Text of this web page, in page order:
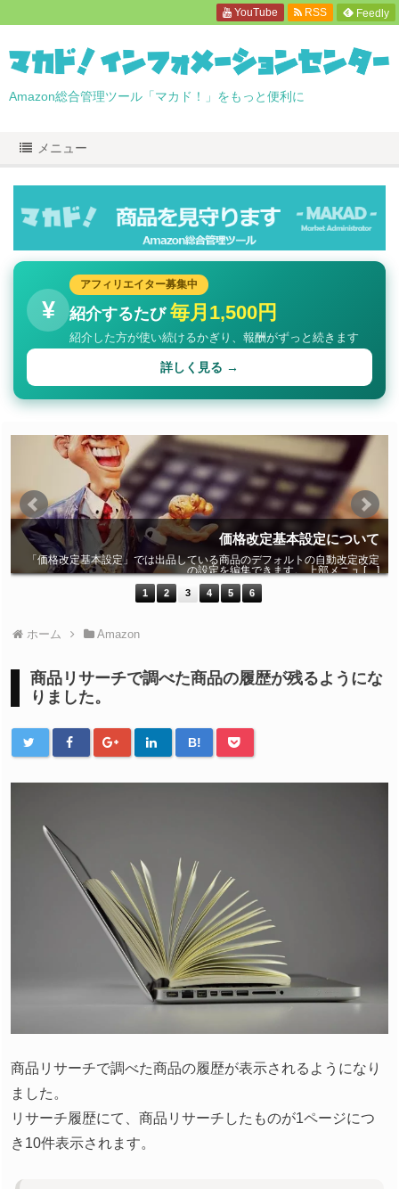
Amazon総合管理ツール「マカド！」をもっと便利に
メニュー
¥
アフィリエイター募集中
紹介するたび 毎月1,500円
紹介した方が使い続けるかぎり、報酬がずっと続きます
詳しく見る →
価格改定基本設定について
「価格改定基本設定」では出品している商品のデフォルトの自動改定改定
の設定を編集できます。 上部メニュ […]
1 2 3 4 5 6
ホーム Amazon
商品リサーチで調べた商品の履歴が残るようにな
りました。
B!
商品リサーチで調べた商品の履歴が表示されるようになり
ました。
リサーチ履歴にて、商品リサーチしたものが1ページにつ
き10件表示されます。
YouTube RSS Feedly